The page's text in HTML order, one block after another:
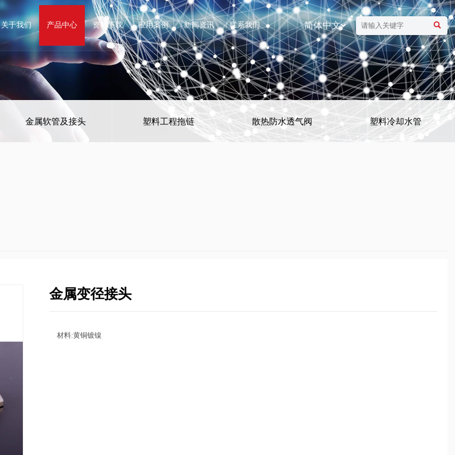
关于我们 产品中心 资料下载 应用案例 新闻资讯 联系我们 简体中文
金属软管及接头 塑料工程拖链 散热防水透气阀 塑料冷却水管
金属变径接头
材料:黄铜镀镍